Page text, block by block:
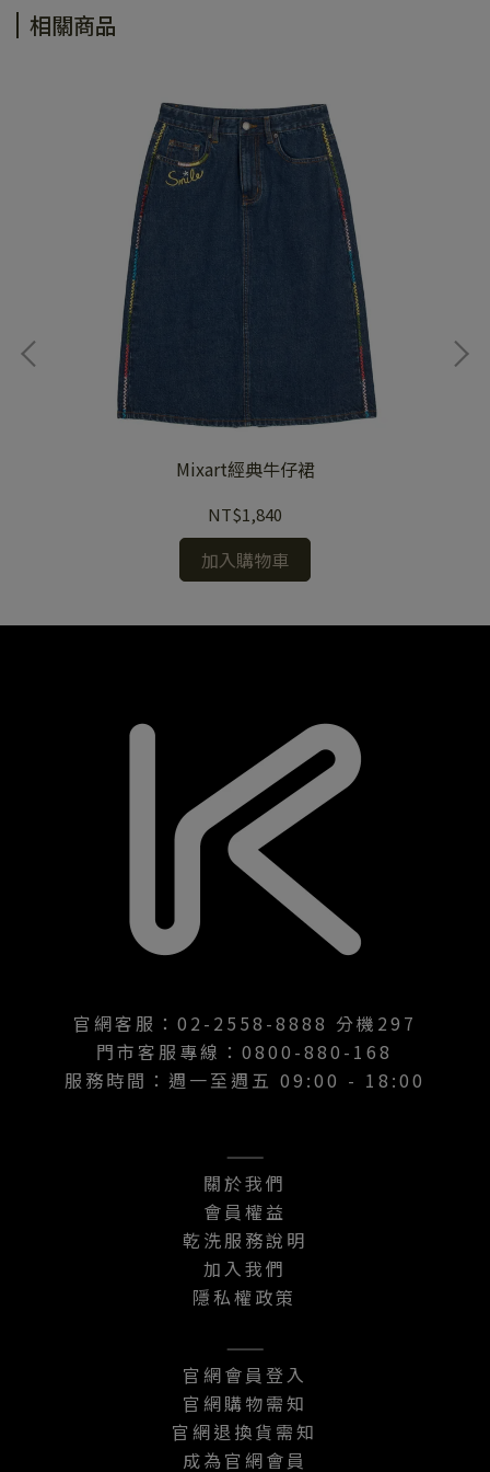
相關商品
Mixart經典牛仔裙
NT$1,840
加入購物車
官網客服：02-2558-8888 分機297
門市客服專線：0800-880-168
服務時間：週一至週五 09:00 - 18:00
———
關於我們
會員權益
乾洗服務說明
加入我們
隱私權政策
———
官網會員登入
官網購物需知
官網退換貨需知
成為官網會員